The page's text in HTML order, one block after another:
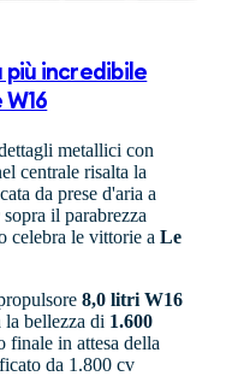
più incredibile
metallici con
centrale risalta la
da prese d'aria a
sopra il parabrezza
celebra le vittorie a Le
8,0 litri W16
la bellezza di 1.600
finale in attesa della
da 1.800 cv